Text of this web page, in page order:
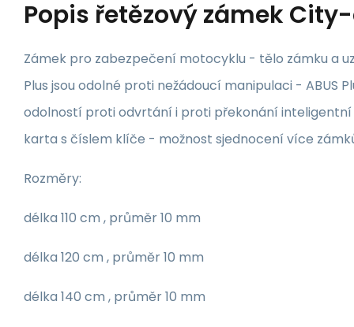
Popis řetězový zámek
Zámek pro zabezpečení motocyklu - tělo zámku a
Plus jsou odolné proti nežádoucí manipulaci - ABUS
odolností proti odvrtání i proti překonání
karta s číslem klíče - možnost sjednocení více
Rozměry:
délka 110 cm , průměr 10 mm
délka 120 cm , průměr 10 mm
délka 140 cm , průměr 10 mm